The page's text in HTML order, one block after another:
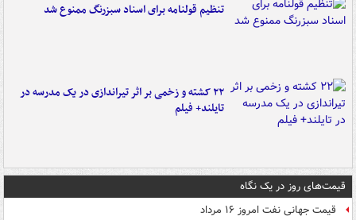
تنظیم قولنامه برای اسناد سبزرنگ ممنوع شد
۲۲ کشته و زخمی بر اثر تیراندازی در یک مدرسه در
تایلند+ فیلم
قیمت‌های روز در یک نگاه
قیمت جهانی نفت امروز ۱۶ مرداد